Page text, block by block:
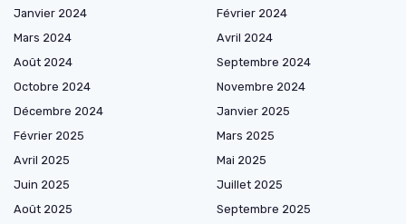
Janvier 2024
Février 2024
Mars 2024
Avril 2024
Août 2024
Septembre 2024
Octobre 2024
Novembre 2024
Décembre 2024
Janvier 2025
Février 2025
Mars 2025
Avril 2025
Mai 2025
Juin 2025
Juillet 2025
Août 2025
Septembre 2025